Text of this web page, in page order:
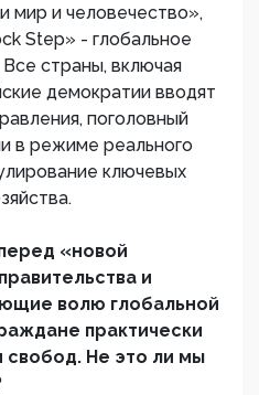
мир и человечество»,
Step» - глобальное
страны, включая
демократии вводят
поголовный
в режиме реального
ключевых
«новой
и
волю глобальной
практически
свобод. Не это ли мы